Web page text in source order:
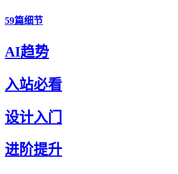
59篇细节
AI趋势
入站必看
设计入门
进阶提升